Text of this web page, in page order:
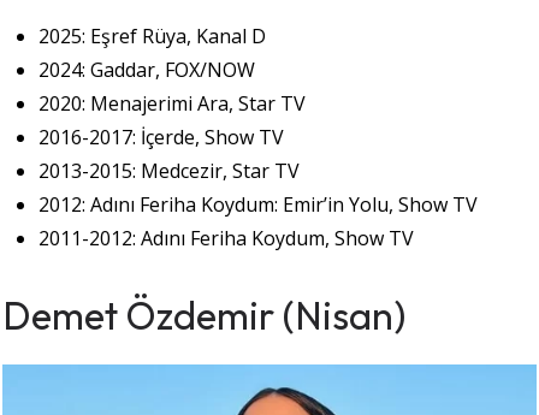
2025: Eşref Rüya, Kanal D
2024: Gaddar, FOX/NOW
2020: Menajerimi Ara, Star TV
2016-2017: İçerde, Show TV
2013-2015: Medcezir, Star TV
2012: Adını Feriha Koydum: Emir’in Yolu, Show TV
2011-2012: Adını Feriha Koydum, Show TV
Demet Özdemir (Nisan)